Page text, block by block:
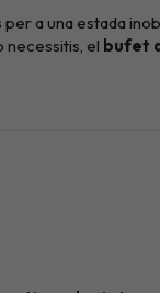
a una estada
necessitis, el bufet
de benestar us